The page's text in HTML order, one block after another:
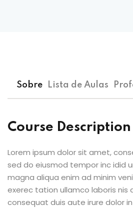
Sobre Lista de Aulas
Course Description
Lorem ipsum dolor sit amet,
sed do eiusmod tempor inc idid
magna aliqua enim ad minim
exerec tation ullamco laboris nis
consequat duis aute irure dolor